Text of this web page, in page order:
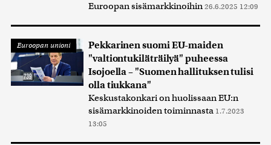
Euroopan sisämarkkinoihin 26.6.2025 12:09
Euroopan unioni
Pekkarinen suomi EU-maiden
"valtiontukiläträilyä" puheessa
Isojoella – "Suomen hallituksen tulisi
olla tiukkana"
Keskustakonkari on huolissaan EU:n
sisämarkkinoiden toiminnasta 1.7.2023
13:05